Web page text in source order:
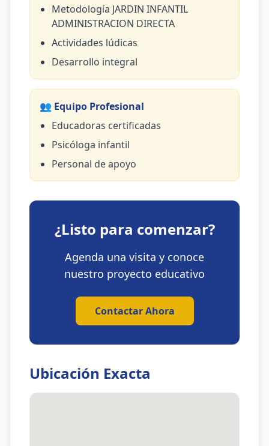
Metodología JARDIN INFANTIL
ADMINISTRACION DIRECTA
Actividades lúdicas
Desarrollo integral
👥 Equipo Profesional
Educadoras certificadas
Psicóloga infantil
Personal de apoyo
¿Listo para comenzar?
Agenda una visita y conoce
nuestro proyecto educativo
Contactar Ahora
Ubicación Exacta